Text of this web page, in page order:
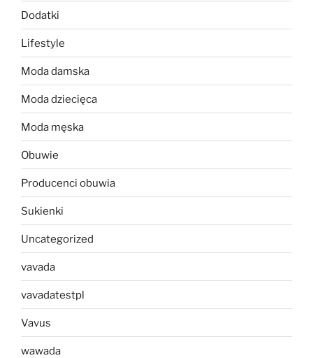
Dodatki
Lifestyle
Moda damska
Moda dziecięca
Moda męska
Obuwie
Producenci obuwia
Sukienki
Uncategorized
vavada
vavadatestpl
Vavus
wawada